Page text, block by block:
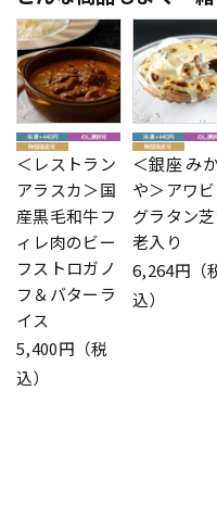
＜レストラン
アラスカ＞国
産黒毛和牛フ
ィレ肉のビー
フストロガノ
フ＆バターラ
イス
5,400円（税
込）
＜銀座 み
や＞アワ
グラタン
老入り
6,264円（
込）